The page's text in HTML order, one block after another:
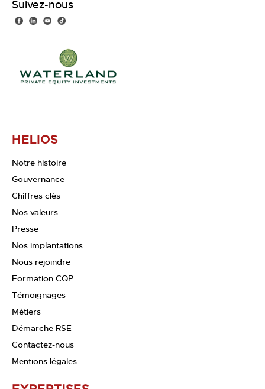
Suivez-nous
HELIOS
Notre histoire
Gouvernance
Chiffres clés
Nos valeurs
Presse
Nos implantations
Nous rejoindre
Formation CQP
Témoignages
Métiers
Démarche RSE
Contactez-nous
Mentions légales